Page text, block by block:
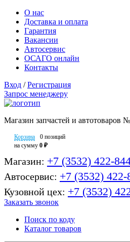
О нас
Доставка и оплата
Гарантия
Вакансии
Автосервис
ОСАГО онлайн
Контакты
Вход / Регистрация
Запрос менеджеру
Магазин запчастей и автотоваров
Корзина
0 позиций
на сумму 0 ₽
Магазин: +7 (3532) 422-
Автосервис: +7 (3532) 422-
Кузовной цех: +7 (3532)
Заказать звонок
Поиск по коду
Каталог товаров